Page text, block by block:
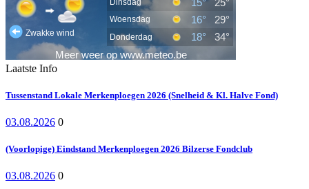
Laatste Info
Tussenstand Lokale Merkenploegen 2026 (Snelheid & Kl. Halve Fond)
03.08.2026 0
(Voorlopige) Eindstand Merkenploegen 2026 Bilzerse Fondclub
03.08.2026 0